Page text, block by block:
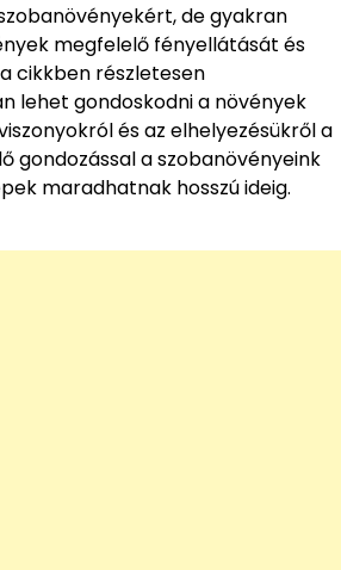
de gyakran
megfelelő fényellátását és
cikkben részletesen
lehet gondoskodni a növények
és az elhelyezésükről a
gondozással a szobanövényeink
maradhatnak hosszú ideig.